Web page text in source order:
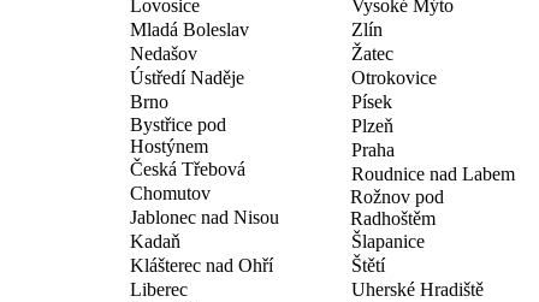
Lovosice
Mladá Boleslav
Nedašov
Vysoké Mýto
Zlín
Žatec
Ústředí Naděje
Brno
Bystřice pod
Hostýnem
Česká Třebová
Chomutov
Jablonec nad Nisou
Kadaň
Klášterec nad Ohří
Liberec
Otrokovice
Písek
Plzeň
Praha
Roudnice nad Labem
Rožnov pod
Radhoštěm
Šlapanice
Štětí
Uherské Hradiště